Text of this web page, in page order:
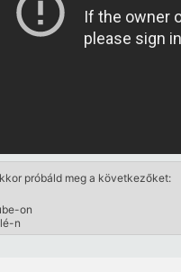
próbáld meg a következőket:
on
n